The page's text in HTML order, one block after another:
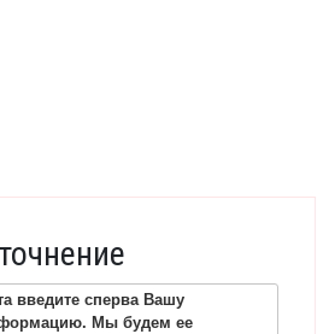
введите сперва Вашу
Мы будем ее